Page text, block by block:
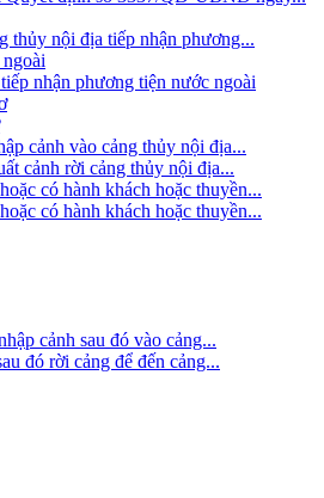
thủy nội địa tiếp nhận phương...
nhận phương tiện nước ngoài
cảnh vào cảng thủy nội địa...
cảnh rời cảng thủy nội địa...
có hành khách hoặc thuyền...
có hành khách hoặc thuyền...
cảnh sau đó vào cảng...
đó rời cảng để đến cảng...